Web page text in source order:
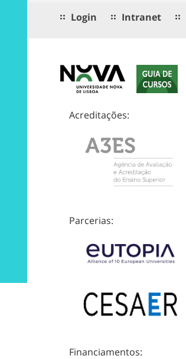
Login Intranet
Acreditações:
Parcerias:
Financiamentos: